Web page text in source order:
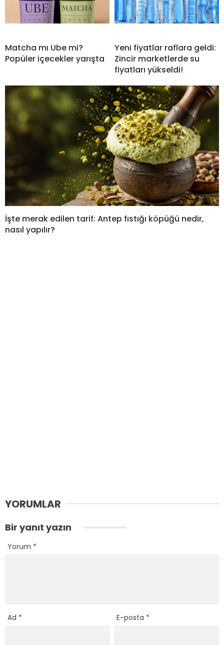
Matcha mı Ube mi?
Popüler içecekler yarışta
Yeni fiyatlar raflara geldi:
Zincir marketlerde su
fiyatları yükseldi!
İşte merak edilen tarif: Antep fıstığı köpüğü nedir,
nasıl yapılır?
YORUMLAR
Bir yanıt yazın
Yorum *
Ad * E-posta *